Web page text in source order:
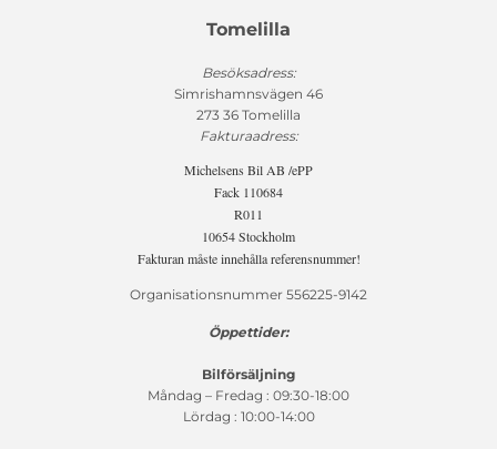
Tomelilla
Besöksadress:
Simrishamnsvägen 46
273 36 Tomelilla
Fakturaadress:
Michelsens Bil AB /ePP
Fack 110684
R011
10654 Stockholm
Fakturan måste innehålla referensnummer!
Organisationsnummer 556225-9142
Öppettider:
Bilförsäljning
Måndag – Fredag : 09:30-18:00
Lördag : 10:00-14:00